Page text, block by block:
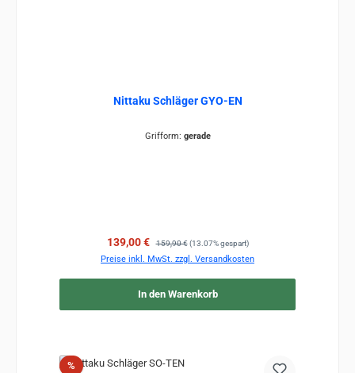
Nittaku Schläger GYO-EN
Grifform: gerade
Verkaufspreis:
139,00 € Regulärer Preis:
159,90 € (13.07% gespart)
Preise inkl. MwSt. zzgl. Versandkosten
In den Warenkorb
%Rabatt